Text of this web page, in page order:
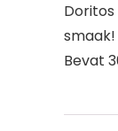
smaak!
Bevat